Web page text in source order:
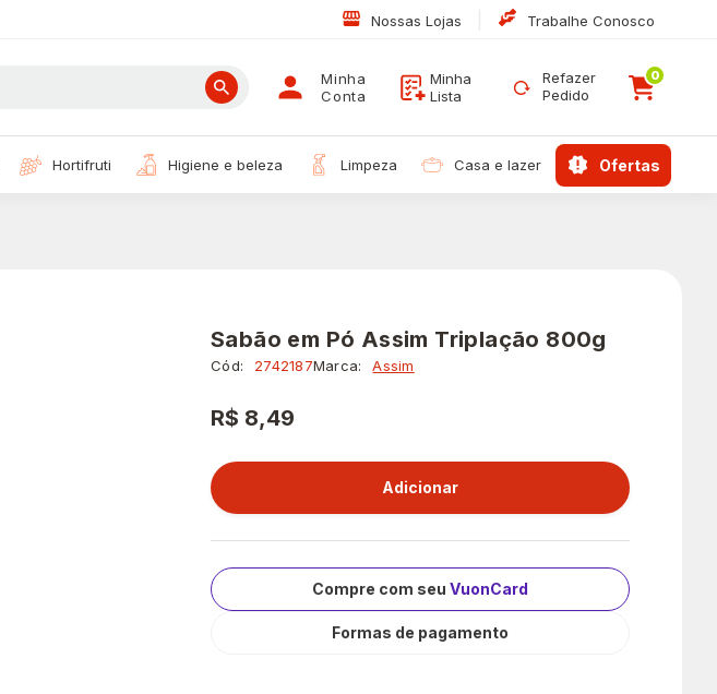
Nossas Lojas Trabalhe Conosco
Minha
Conta
Minha
Lista
Refazer
Pedido
0
hortifruti higiene e beleza limpeza casa e lazer ofertas
Sabão em Pó Assim Triplação 800g
Cód: 2742187Marca: Assim
R$ 8,49
Compre com seu VuonCard
Formas de pagamento